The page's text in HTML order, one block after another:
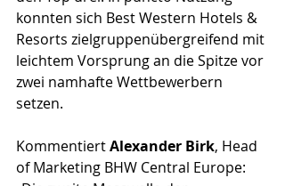
konnten sich Best Western Hotels &
Resorts zielgruppenübergreifend mit
leichtem Vorsprung an die Spitze vor
zwei namhafte Wettbewerbern
setzen.
Kommentiert Alexander Birk, Head
of Marketing BHW Central Europe: